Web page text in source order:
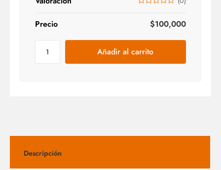
Precio $100,000
Añadir al carrito
Descripción